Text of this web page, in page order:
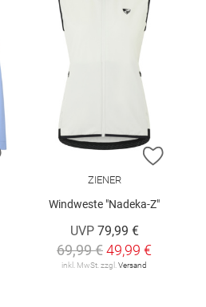
ZUR WUNSCHLISTE HINZUFÜGEN
ZUR
ZIENER
Windweste "Nadeka-Z"
UVP 79,99 €
69,99 €49,99 €
inkl. MwSt. zzgl.Versand